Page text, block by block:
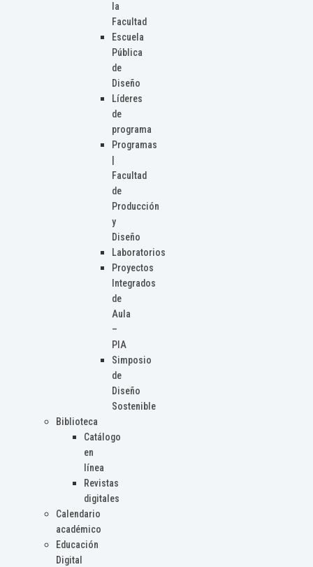
la
Facultad
Escuela
Pública
de
Diseño
Líderes
de
programa
Programas
Facultad
de
Producción
y
Diseño
Laboratorios
Proyectos
Integrados
de
Aula
–
PIA
Simposio
de
Diseño
Sostenible
Biblioteca
Catálogo
en
línea
Revistas
digitales
Calendario
académico
Educación
Digital